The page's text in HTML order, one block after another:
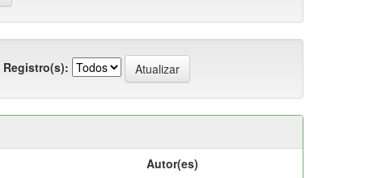
Registro(s):
Autor(es)